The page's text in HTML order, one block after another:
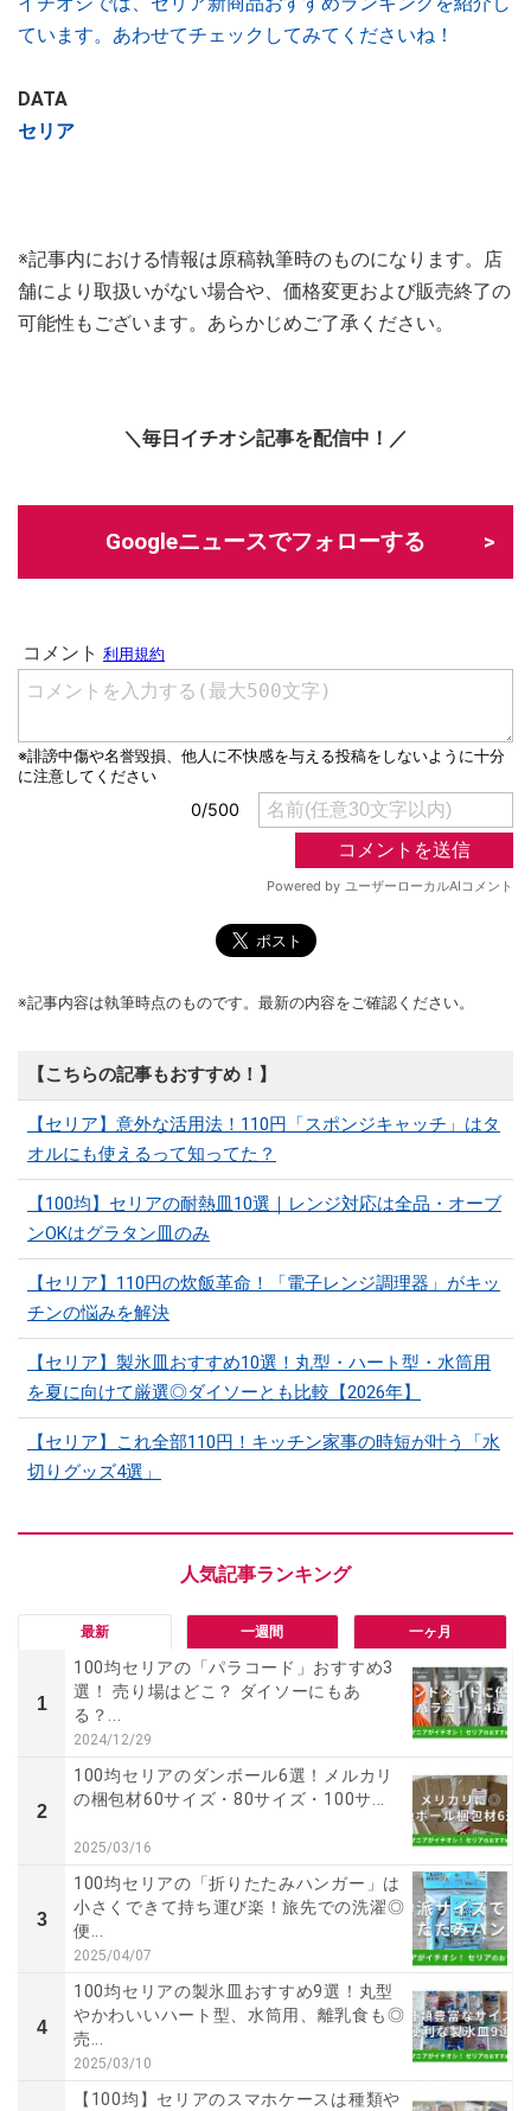
ています。あわせてチェックしてみてくださいね！
DATA
セリア
※記事内における情報は原稿執筆時のものになります。店
舗により取扱いがない場合や、価格変更および販売終了の
可能性もございます。あらかじめご了承ください。
＼毎日イチオシ記事を配信中！／
Googleニュースでフォローする
※記事内容は執筆時点のものです。最新の内容をご確認ください。
【こちらの記事もおすすめ！】
【セリア】意外な活用法！110円「スポンジキャッチ」はタ
オルにも使えるって知ってた？
【100均】セリアの耐熱皿10選｜レンジ対応は全品・オーブ
ンOKはグラタン皿のみ
【セリア】110円の炊飯革命！「電子レンジ調理器」がキッ
チンの悩みを解決
【セリア】製氷皿おすすめ10選！丸型・ハート型・水筒用
を夏に向けて厳選◎ダイソーとも比較【2026年】
【セリア】これ全部110円！キッチン家事の時短が叶う「水
切りグッズ4選」
最新 一週間 一ヶ月
1
100均セリアの「パラコード」おすすめ3
選！ 売り場はどこ？ ダイソーにもあ
る？...
2024/12/29
2
100均セリアのダンボール6選！メルカリ
の梱包材60サイズ・80サイズ・100サ...
2025/03/16
3
100均セリアの「折りたたみハンガー」は
小さくできて持ち運び楽！旅先での洗濯◎
便...
2025/04/07
4
100均セリアの製氷皿おすすめ9選！丸型
やかわいいハート型、水筒用、離乳食も◎
売...
2025/03/10
【100均】セリアのスマホケースは種類や